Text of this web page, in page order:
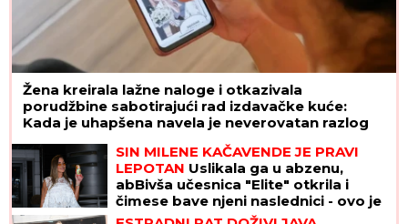
ugledao mladu i doživeo ŠOK ŽIVOTA - odmah
odbio da slika! Kada je saznao KO JE ONA, nastao
je opšti HAOS
Ruskinje uvek stavljaju DUGME U
ZAMRZIVAČ pre odlaska na odmor:
Kad saznate razlog, i vi ćete odmah
iskopirati ovaj trik
Zaradila je 120.000 evra od Elite 9, a
sada je otkrila da je deo ove sume
uložila u promenu profesije